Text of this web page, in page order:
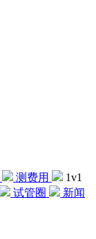
测费用
1v1
试管圈
新闻